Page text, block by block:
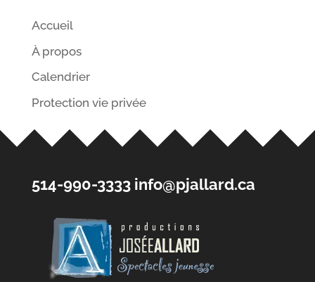
Accueil
À propos
Calendrier
Protection vie privée
514-990-3333 info@pjallard.ca